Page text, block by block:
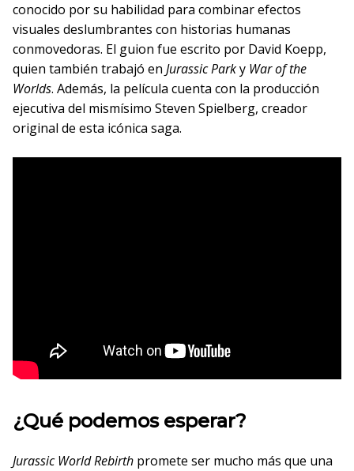
conocido por su habilidad para combinar efectos
visuales deslumbrantes con historias humanas
conmovedoras. El guion fue escrito por David Koepp,
quien también trabajó en Jurassic Parky War of the
Worlds. Además, la película cuenta con la producción
ejecutiva del mismísimo Steven Spielberg, creador
original de esta icónica saga.
¿Qué podemos esperar?
Jurassic World Rebirth promete ser mucho más que una